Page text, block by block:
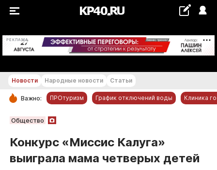
РЕКЛАМА +25...+26 °С
РУБРИКИ
Новости компаний
Статьи
Новости Народные новости Статьи
Важно: ПРОтуризм График отключений воды Клиника
Общество
Конкурс «Миссис Калуга»
выиграла мама четверых детей